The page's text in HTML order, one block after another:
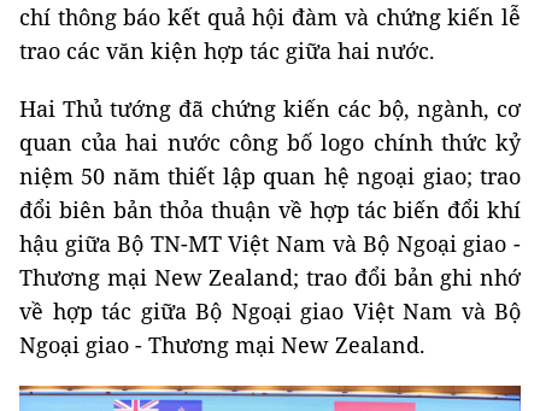
chí thông báo kết quả hội đàm và chứng kiến lễ
trao các văn kiện hợp tác giữa hai nước.
Hai Thủ tướng đã chứng kiến các bộ, ngành, cơ
quan của hai nước công bố logo chính thức kỷ
niệm 50 năm thiết lập quan hệ ngoại giao; trao
đổi biên bản thỏa thuận về hợp tác biến đổi khí
hậu giữa Bộ TN-MT Việt Nam và Bộ Ngoại giao -
Thương mại New Zealand; trao đổi bản ghi nhớ
về hợp tác giữa Bộ Ngoại giao Việt Nam và Bộ
Ngoại giao - Thương mại New Zealand.